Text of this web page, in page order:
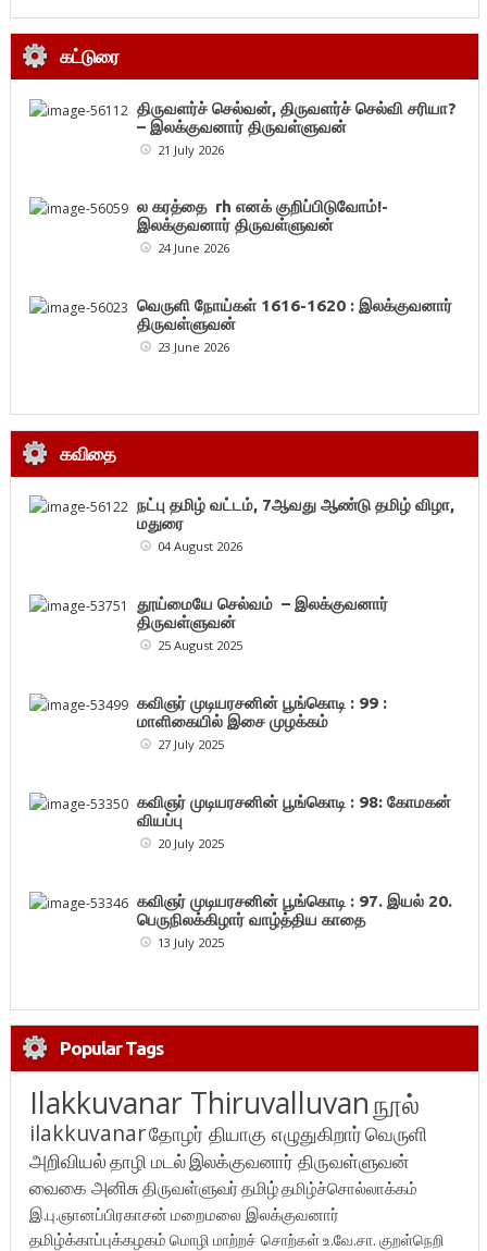
கட்டுரை
திருவளர்ச் செல்வன், திருவளர்ச் செல்வி சரியா?
– இலக்குவனார் திருவள்ளுவன்
21 July 2026
ல கரத்தை rh எனக் குறிப்பிடுவோம்!-
இலக்குவனார் திருவள்ளுவன்
24 June 2026
வெருளி நோய்கள் 1616-1620 : இலக்குவனார்
திருவள்ளுவன்
23 June 2026
கவிதை
நட்பு தமிழ் வட்டம், 7ஆவது ஆண்டு தமிழ் விழா,
மதுரை
04 August 2026
தூய்மையே செல்வம் – இலக்குவனார்
திருவள்ளுவன்
25 August 2025
கவிஞர் முடியரசனின் பூங்கொடி : 99 :
மாளிகையில் இசை முழக்கம்
27 July 2025
கவிஞர் முடியரசனின் பூங்கொடி : 98: கோமகன்
வியப்பு
20 July 2025
கவிஞர் முடியரசனின் பூங்கொடி : 97. இயல் 20.
பெருநிலக்கிழார் வாழ்த்திய காதை
13 July 2025
Popular Tags
Ilakkuvanar Thiruvalluvanநூல்
ilakkuvanarதோழர் தியாகு எழுதுகிறார்வெருளி
அறிவியல்தாழி மடல்இலக்குவனார் திருவள்ளுவன்
வைகை அனிசுதிருவள்ளுவர்தமிழ்தமிழ்ச்சொல்லாக்கம்
இ.பு.ஞானப்பிரகாசன் மறைமலை இலக்குவனார்
தமிழ்க்காப்புக்கழகம் மொழி மாற்றச் சொற்கள்உ.வே.சா. குறள்நெறி